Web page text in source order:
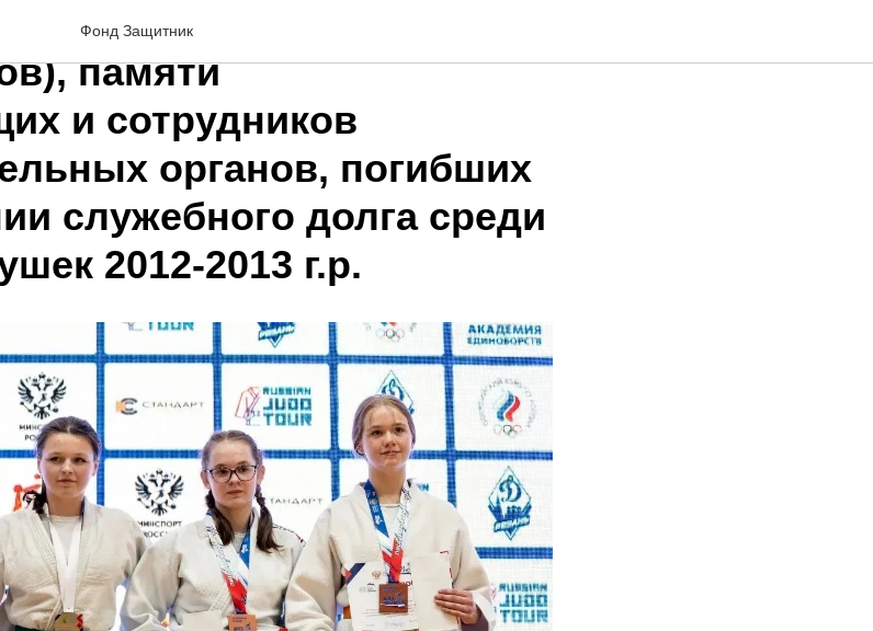
Фонд Защитник
соревнования по дзюдо
памяти
и сотрудников
органов, погибших
служебного долга среди
2012-2013 г.р.